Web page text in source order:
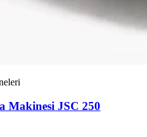
Makinesi JSC 250